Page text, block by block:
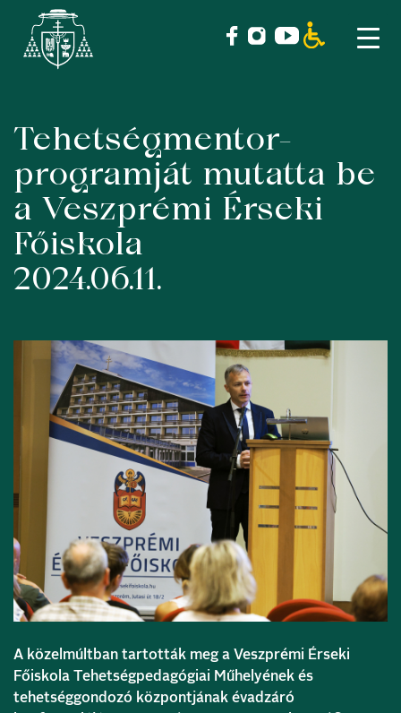
SkipTehetségmentor-
programját mutatta be
a Veszprémi Érseki
Főiskola
2024.06.11.
A közelmúltban tartották meg a Veszprémi Érseki
Főiskola Tehetségpedagógiai Műhelyének és
tehetséggondozó központjának évadzáró